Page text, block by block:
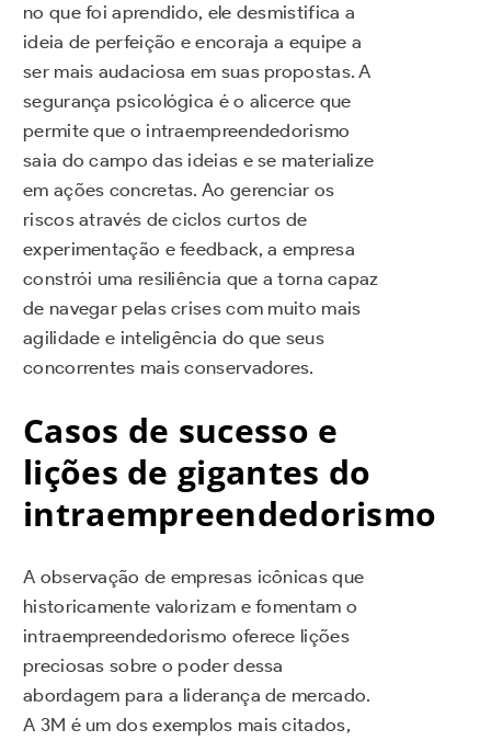
no que foi aprendido, ele desmistifica a
ideia de perfeição e encoraja a equipe a
ser mais audaciosa em suas propostas. A
segurança psicológica é o alicerce que
permite que o intraempreendedorismo
saia do campo das ideias e se materialize
em ações concretas. Ao gerenciar os
riscos através de ciclos curtos de
experimentação e feedback, a empresa
constrói uma resiliência que a torna capaz
de navegar pelas crises com muito mais
agilidade e inteligência do que seus
concorrentes mais conservadores.
Casos de sucesso e
lições de gigantes do
intraempreendedorismo
A observação de empresas icônicas que
historicamente valorizam e fomentam o
intraempreendedorismo oferece lições
preciosas sobre o poder dessa
abordagem para a liderança de mercado.
A 3M é um dos exemplos mais citados,